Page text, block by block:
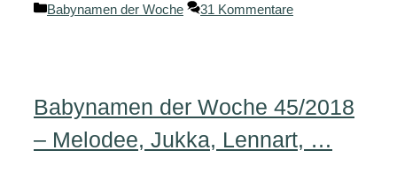
Kategorien
Babynamen der Woche 31 Kommentare
Babynamen der Woche 45/2018
– Melodee, Jukka, Lennart, …